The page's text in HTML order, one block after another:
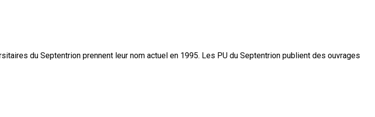
du Septentrion prennent leur nom actuel en 1995. Les PU du Septentrion publient des ouvrages